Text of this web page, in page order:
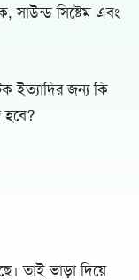
সিষ্টেম এবং
ইত্যাদির জন্য কি
হবে?
তাই ভাড়া দিয়ে